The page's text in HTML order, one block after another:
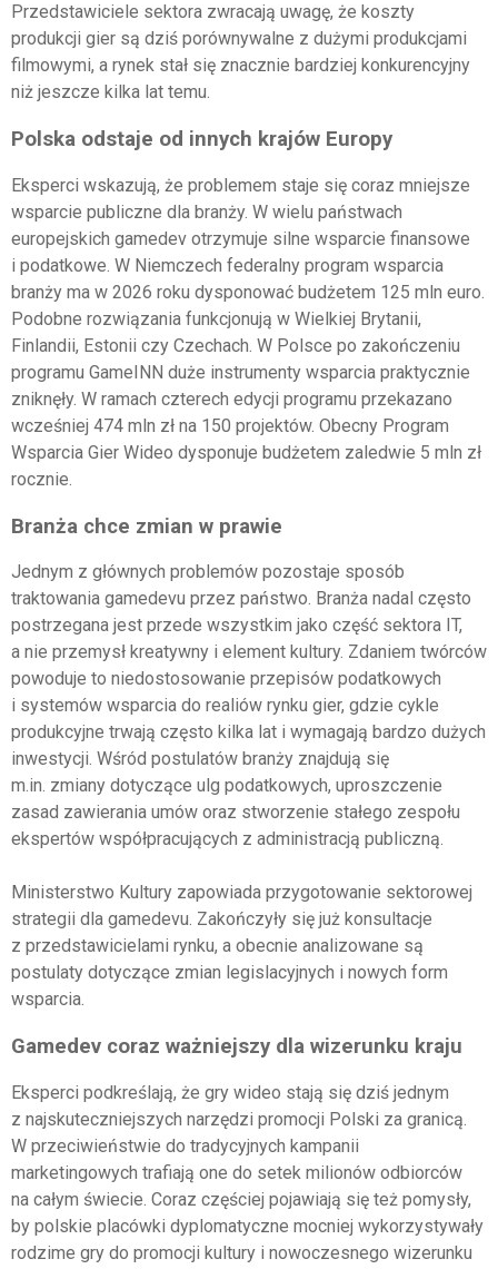
Przedstawiciele sektora zwracają uwagę, że koszty
produkcji gier są dziś porównywalne z dużymi produkcjami
filmowymi, a rynek stał się znacznie bardziej konkurencyjny
niż jeszcze kilka lat temu.
Polska odstaje od innych krajów Europy
Eksperci wskazują, że problemem staje się coraz mniejsze
wsparcie publiczne dla branży. W wielu państwach
europejskich gamedev otrzymuje silne wsparcie finansowe
i podatkowe. W Niemczech federalny program wsparcia
branży ma w 2026 roku dysponować budżetem 125 mln euro.
Podobne rozwiązania funkcjonują w Wielkiej Brytanii,
Finlandii, Estonii czy Czechach. W Polsce po zakończeniu
programu GameINN duże instrumenty wsparcia praktycznie
zniknęły. W ramach czterech edycji programu przekazano
wcześniej 474 mln zł na 150 projektów. Obecny Program
Wsparcia Gier Wideo dysponuje budżetem zaledwie 5 mln zł
rocznie.
Branża chce zmian w prawie
Jednym z głównych problemów pozostaje sposób
traktowania gamedevu przez państwo. Branża nadal często
postrzegana jest przede wszystkim jako część sektora IT,
a nie przemysł kreatywny i element kultury. Zdaniem twórców
powoduje to niedostosowanie przepisów podatkowych
i systemów wsparcia do realiów rynku gier, gdzie cykle
produkcyjne trwają często kilka lat i wymagają bardzo dużych
inwestycji. Wśród postulatów branży znajdują się
m.in. zmiany dotyczące ulg podatkowych, uproszczenie
zasad zawierania umów oraz stworzenie stałego zespołu
ekspertów współpracujących z administracją publiczną.
Ministerstwo Kultury zapowiada przygotowanie sektorowej
strategii dla gamedevu. Zakończyły się już konsultacje
z przedstawicielami rynku, a obecnie analizowane są
postulaty dotyczące zmian legislacyjnych i nowych form
wsparcia.
Gamedev coraz ważniejszy dla wizerunku kraju
Eksperci podkreślają, że gry wideo stają się dziś jednym
z najskuteczniejszych narzędzi promocji Polski za granicą.
W przeciwieństwie do tradycyjnych kampanii
marketingowych trafiają one do setek milionów odbiorców
na całym świecie. Coraz częściej pojawiają się też pomysły,
by polskie placówki dyplomatyczne mocniej wykorzystywały
rodzime gry do promocji kultury i nowoczesnego wizerunku